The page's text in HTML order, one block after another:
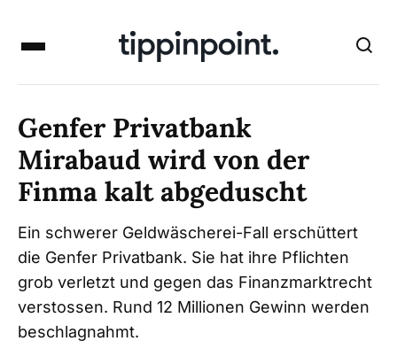
Genfer Privatbank
Mirabaud wird von der
Finma kalt abgeduscht
Ein schwerer Geldwäscherei-Fall erschüttert
die Genfer Privatbank. Sie hat ihre Pflichten
grob verletzt und gegen das Finanzmarktrecht
verstossen. Rund 12 Millionen Gewinn werden
beschlagnahmt.